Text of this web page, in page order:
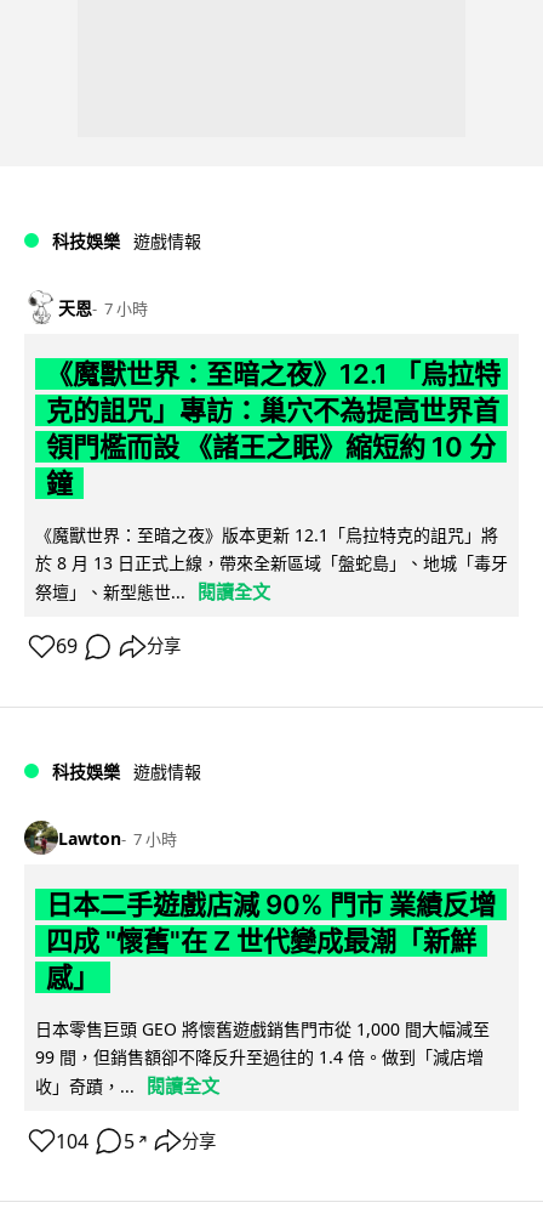
科技娛樂 遊戲情報
天恩 7 小時
《魔獸世界：至暗之夜》12.1 「烏拉特
克的詛咒」專訪：巢穴不為提高世界首
領門檻而設 《諸王之眠》縮短約 10 分
鐘
《魔獸世界：至暗之夜》版本更新 12.1「烏拉特克的詛咒」將
於 8 月 13 日正式上線，帶來全新區域「盤蛇島」、地城「毒牙
祭壇」、新型態世...
閱讀全文
69 分享
科技娛樂 遊戲情報
Lawton 7 小時
日本二手遊戲店減 90% 門市 業績反增
四成 "懷舊"在 Z 世代變成最潮「新鮮
感」
日本零售巨頭 GEO 將懷舊遊戲銷售門市從 1,000 間大幅減至
99 間，但銷售額卻不降反升至過往的 1.4 倍。做到「減店增
收」奇蹟，...
閱讀全文
104 5 ↗ 分享